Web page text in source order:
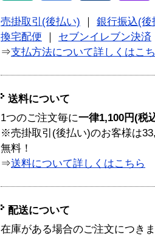
売掛取引(後払い)
銀行振込(後
換宅配便
セブンイレブン決済
⇒支払方法について詳しくはこ
送料について
1つのご注文毎に一律1,100円(税
※売掛取引(後払い)のお客様は
無料！
⇒送料について詳しくはこちら
配送について
在庫がある場合のご注文につき